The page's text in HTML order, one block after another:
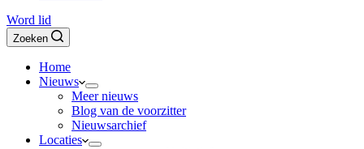
Word lid
Zoeken
Home
Nieuws
Meer nieuws
Blog van de voorzitter
Nieuwsarchief
Locaties